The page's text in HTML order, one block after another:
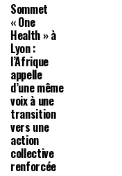
Sommet
« One
Health » à
Lyon :
l’Afrique
appelle
d’une même
voix à une
transition
vers une
action
collective
renforcée